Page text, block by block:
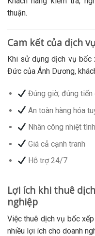
thuận.
Cam kết của dịch
Khi sử dụng dịch vụ bốc
Đức của Ánh Dương,
Đúng giờ, đúng tiến
An toàn hàng hóa
Nhân công nhiệt
Giá cả cạnh tranh
Hỗ trợ 24/7
Lợi ích khi thuê
nghiệp
Việc thuê dịch vụ bốc
nhiều lợi ích cho doanh